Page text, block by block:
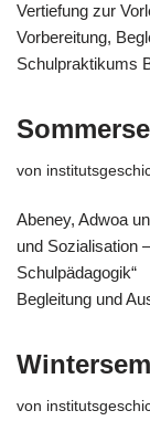
Vertiefung zur
Vorbereitung,
Schulpraktikums
von
Abeney, Adwoa
und Sozialisation
Begleitung und
von